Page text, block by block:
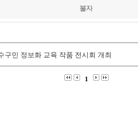
불자
구민 정보화 교육 작품 전시회 개최
1